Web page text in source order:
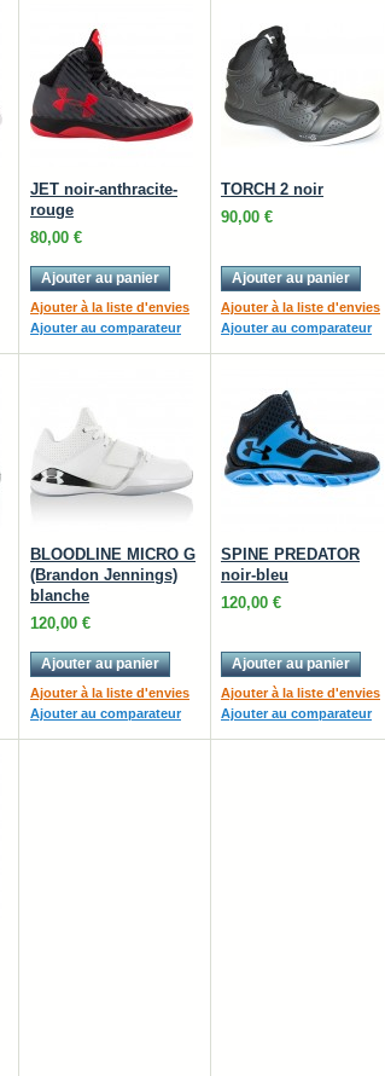
JET noir-anthracite-
rouge
80,00 €
Ajouter au panier
Ajouter à la liste d'envies
Ajouter au comparateur
TORCH 2 noir
90,00 €
Ajouter au panier
Ajouter à la liste d'envies
Ajouter au comparateur
BLOODLINE MICRO G
(Brandon Jennings)
blanche
120,00 €
Ajouter au panier
Ajouter à la liste d'envies
Ajouter au comparateur
SPINE PREDATOR
noir-bleu
120,00 €
Ajouter au panier
Ajouter à la liste d'envies
Ajouter au comparateur